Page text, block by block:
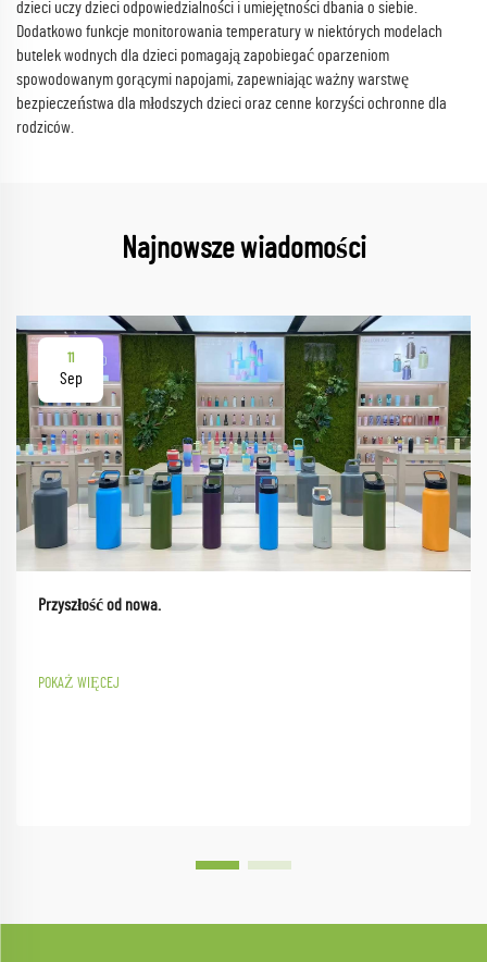
dzieci uczy dzieci odpowiedzialności i umiejętności dbania o siebie.
Dodatkowo funkcje monitorowania temperatury w niektórych modelach
butelek wodnych dla dzieci pomagają zapobiegać oparzeniom
spowodowanym gorącymi napojami, zapewniając ważny warstwę
bezpieczeństwa dla młodszych dzieci oraz cenne korzyści ochronne dla
rodziców.
Najnowsze wiadomości
11
Sep
Przyszłość od nowa.
POKAŻ WIĘCEJ